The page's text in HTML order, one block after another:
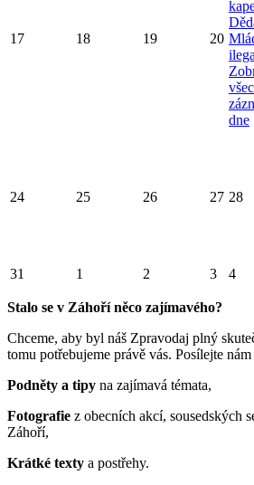
17 18 19 20
dne
24 25 26 27 28
31 1 2 3 4
Stalo se v Záhoří něco zajímavého?
Chceme, aby byl náš Zpravodaj plný
tomu potřebujeme právě vás. Posílejte nám
Podněty a tipy na zajímavá témata,
Fotografie z obecních akcí, sousedských
Záhoří,
Krátké texty a postřehy.